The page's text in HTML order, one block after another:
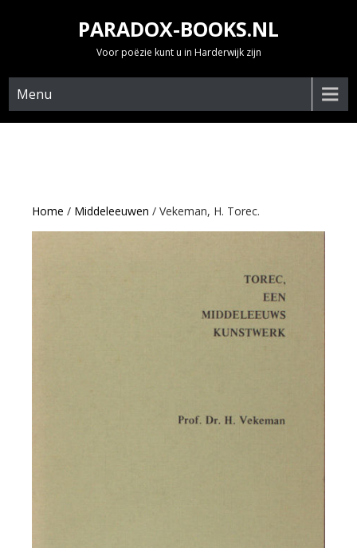
PARADOX-BOOKS.NL
Voor poëzie kunt u in Harderwijk zijn
Menu
Home / Middeleeuwen / Vekeman, H. Torec.